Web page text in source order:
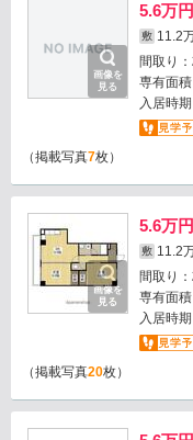
画像を
見る
5.6万円
敷 11.2
間取り：
専有面積
入居時期
（掲載写真7枚）
画像を
見る
5.6万円
敷 11.2
間取り：
専有面積
入居時期
（掲載写真20枚）